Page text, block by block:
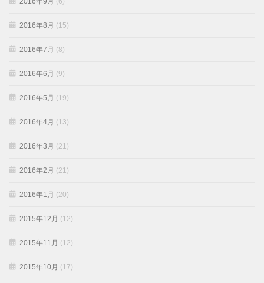
2016年8月 (15)
2016年7月 (8)
2016年6月 (9)
2016年5月 (19)
2016年4月 (13)
2016年3月 (21)
2016年2月 (21)
2016年1月 (20)
2015年12月 (12)
2015年11月 (12)
2015年10月 (17)